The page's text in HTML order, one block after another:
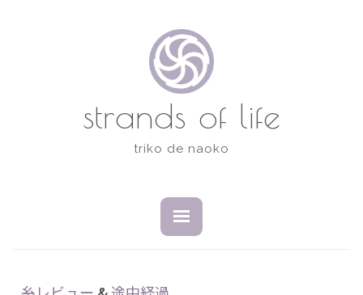
strands of life
triko de naoko
い
じ